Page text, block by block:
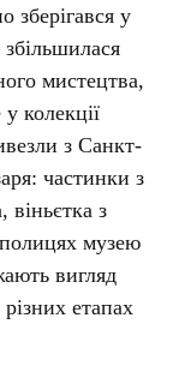
у
мистецтва,
колекції
з Санкт-
частинки з
віньєтка з
музею
вигляд
етапах